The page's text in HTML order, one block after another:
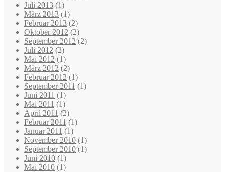
Juli 2013 (1)
März 2013 (1)
Februar 2013 (2)
Oktober 2012 (2)
September 2012 (2)
Juli 2012 (2)
Mai 2012 (1)
März 2012 (2)
Februar 2012 (1)
September 2011 (1)
Juni 2011 (1)
Mai 2011 (1)
April 2011 (2)
Februar 2011 (1)
Januar 2011 (1)
November 2010 (1)
September 2010 (1)
Juni 2010 (1)
Mai 2010 (1)